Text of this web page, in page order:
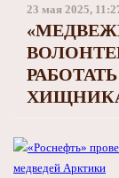
23 мая 2025,